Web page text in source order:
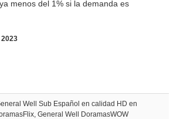
menos del 1% si la demanda es
2023
Well Sub Español en calidad HD en
General Well DoramasWOW